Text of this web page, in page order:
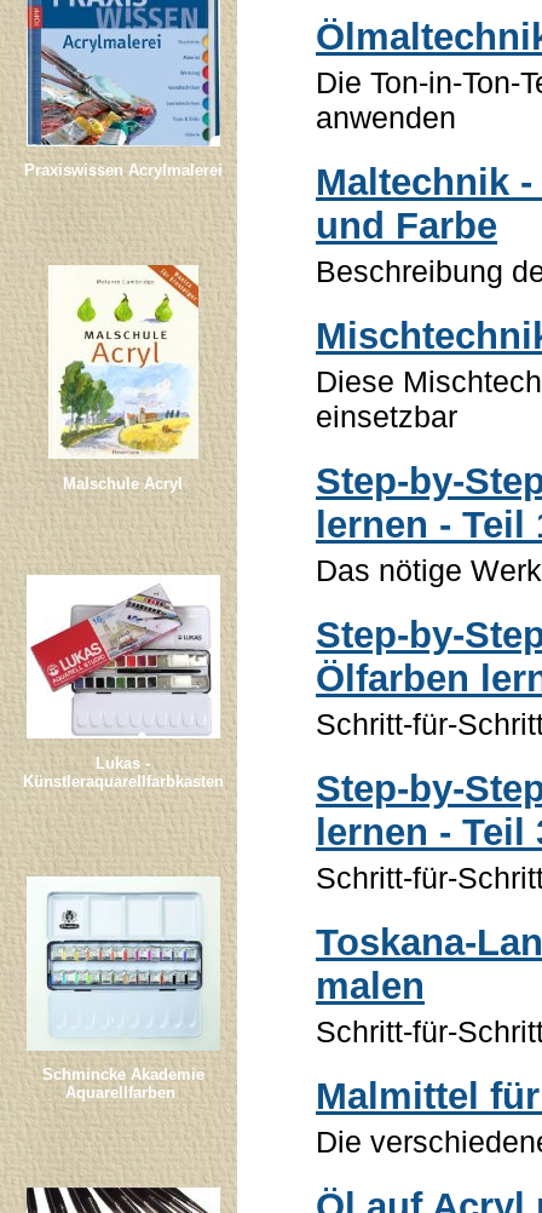
Praxiswissen Acrylmalerei
Malschule Acryl
Lukas -
Künstleraquarellfarbkasten
Schmincke Akademie
Aquarellfarben
Die Ton-in-Ton-
anwenden
Maltechnik
und Farbe
Beschreibung
Diese
einsetzbar
Step-by-
lernen - Teil
Das nötige
Step-by-
Ölfarben
Schritt-für-
Step-by-
lernen - Teil
Schritt-für-
Toskana-
malen
Schritt-für-
Malmittel
Die